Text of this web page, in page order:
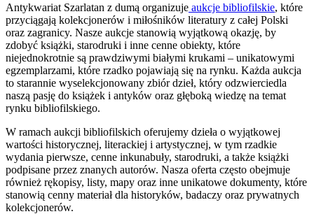
Antykwariat Szarlatan z dumą organizuje aukcje bibliofilskie, które
przyciągają kolekcjonerów i miłośników literatury z całej Polski
oraz zagranicy. Nasze aukcje stanowią wyjątkową okazję, by
zdobyć książki, starodruki i inne cenne obiekty, które
niejednokrotnie są prawdziwymi białymi krukami – unikatowymi
egzemplarzami, które rzadko pojawiają się na rynku. Każda aukcja
to starannie wyselekcjonowany zbiór dzieł, który odzwierciedla
naszą pasję do książek i antyków oraz głęboką wiedzę na temat
rynku bibliofilskiego.
W ramach aukcji bibliofilskich oferujemy dzieła o wyjątkowej
wartości historycznej, literackiej i artystycznej, w tym rzadkie
wydania pierwsze, cenne inkunabuły, starodruki, a także książki
podpisane przez znanych autorów. Nasza oferta często obejmuje
również rękopisy, listy, mapy oraz inne unikatowe dokumenty, które
stanowią cenny materiał dla historyków, badaczy oraz prywatnych
kolekcjonerów.